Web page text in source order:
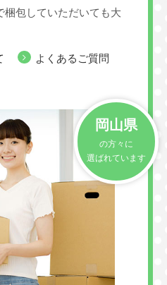
梱包していただいても大
よくあるご質問
岡山県
の方々に
選ばれています